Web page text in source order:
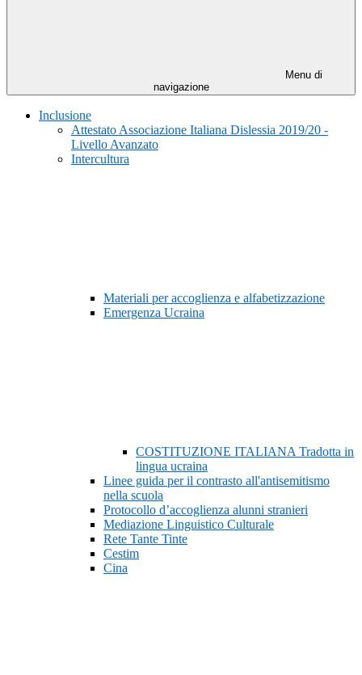
Menu di
navigazione
Inclusione
Attestato Associazione Italiana Dislessia 2019/20 -
Livello Avanzato
Intercultura
Materiali per accoglienza e alfabetizzazione
Emergenza Ucraina
COSTITUZIONE ITALIANA Tradotta in
lingua ucraina
Linee guida per il contrasto all'antisemitismo
nella scuola
Protocollo d’accoglienza alunni stranieri
Mediazione Linguistico Culturale
Rete Tante Tinte
Cestim
Cina